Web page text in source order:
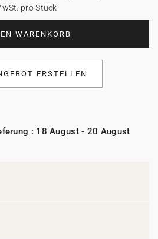
WARENKORB
pro Stück
ERSTELLEN
: 18 August - 20 August